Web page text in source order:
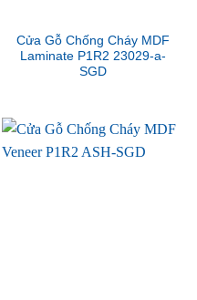
Cửa Gỗ Chống Cháy MDF
Laminate P1R2 23029-a-
SGD